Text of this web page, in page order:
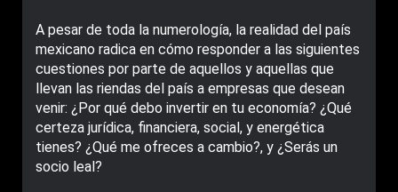
A pesar de toda la numerología, la realidad del país
mexicano radica en cómo responder a las siguientes
cuestiones por parte de aquellos y aquellas que
llevan las riendas del país a empresas que desean
venir: ¿Por qué debo invertir en tu economía? ¿Qué
certeza jurídica, financiera, social, y energética
tienes? ¿Qué me ofreces a cambio?, y ¿Serás un
socio leal?